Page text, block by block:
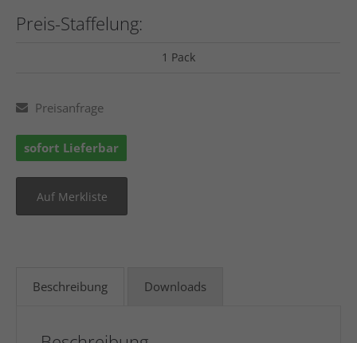
Preis-Staffelung:
1 Pack
Preisanfrage
sofort Lieferbar
Beschreibung Downloads